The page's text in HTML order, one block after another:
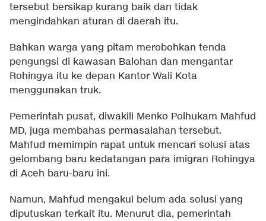
tersebut bersikap kurang baik dan tidak
mengindahkan aturan di daerah itu.
Bahkan warga yang pitam merobohkan tenda
pengungsi di kawasan Balohan dan mengantar
Rohingya itu ke depan Kantor Wali Kota
menggunakan truk.
Pemerintah pusat, diwakili Menko Polhukam Mahfud
MD, juga membahas permasalahan tersebut.
Mahfud memimpin rapat untuk mencari solusi atas
gelombang baru kedatangan para imigran Rohingya
di Aceh baru-baru ini.
Namun, Mahfud mengakui belum ada solusi yang
diputuskan terkait itu. Menurut dia, pemerintah